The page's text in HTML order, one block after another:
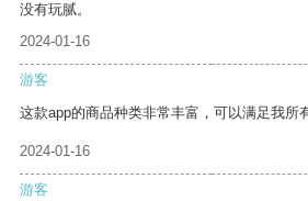
没有玩腻。
2024-01-16
游客
这款app的商品种类非常丰富，可以满足我所
2024-01-16
游客